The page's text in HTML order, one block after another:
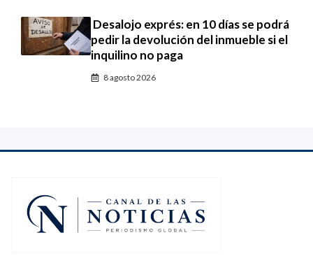
Desalojo exprés: en 10 días se podrá
pedir la devolución del inmueble si el
inquilino no paga
8 agosto 2026